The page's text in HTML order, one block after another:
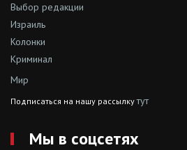
Выбор редакции
Израиль
Колонки
Криминал
Мир
Подписаться на нашу рассылкутут
Мы в соцсетях